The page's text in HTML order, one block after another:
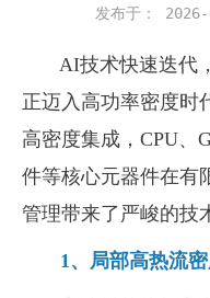
发布于：
AI技术快速迭代
正迈入高功率密度时
高密度集成， CPU、
件等核心元器件在有
管理带来了严峻的技
1、局部高热流